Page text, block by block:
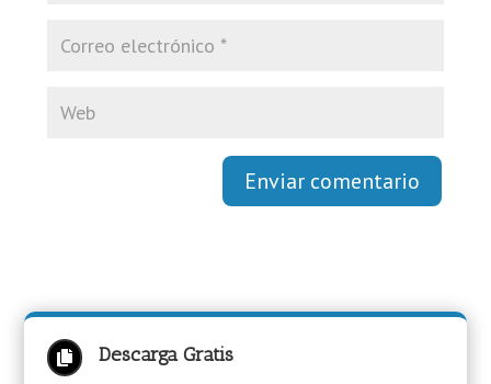
Enviar comentario
 Descarga Gratis